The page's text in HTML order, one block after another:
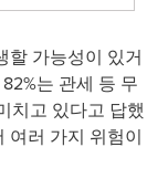
할 가능성이 있거
는 관세 등 무
치고 있다고 답했
여러 가지 위험이